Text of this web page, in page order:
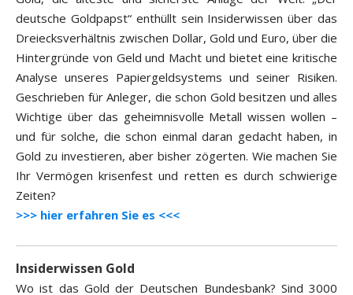
deutsche Goldpapst“ enthüllt sein Insiderwissen über das
Dreiecksverhältnis zwischen Dollar, Gold und Euro, über die
Hintergründe von Geld und Macht und bietet eine kritische
Analyse unseres Papiergeldsystems und seiner Risiken.
Geschrieben für Anleger, die schon Gold besitzen und alles
Wichtige über das geheimnisvolle Metall wissen wollen –
und für solche, die schon einmal daran gedacht haben, in
Gold zu investieren, aber bisher zögerten. Wie machen Sie
Ihr Vermögen krisenfest und retten es durch schwierige
Zeiten?
>>> hier erfahren Sie es <<<
Insiderwissen Gold
Wo ist das Gold der Deutschen Bundesbank? Sind 3000